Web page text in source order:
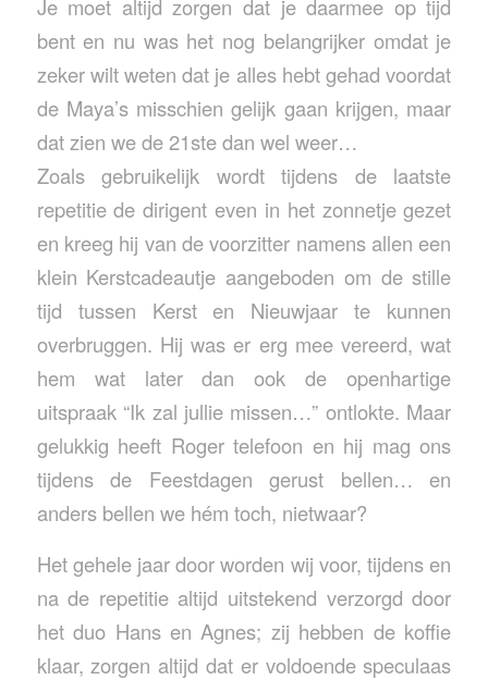
Je moet altijd zorgen dat je daarmee op tijd
bent en nu was het nog belangrijker omdat je
zeker wilt weten dat je alles hebt gehad voordat
de Maya’s misschien gelijk gaan krijgen, maar
dat zien we de 21ste dan wel weer…
Zoals gebruikelijk wordt tijdens de laatste
repetitie de dirigent even in het zonnetje gezet
en kreeg hij van de voorzitter namens allen een
klein Kerstcadeautje aangeboden om de stille
tijd tussen Kerst en Nieuwjaar te kunnen
overbruggen. Hij was er erg mee vereerd, wat
hem wat later dan ook de openhartige
uitspraak “Ik zal jullie missen…” ontlokte. Maar
gelukkig heeft Roger telefoon en hij mag ons
tijdens de Feestdagen gerust bellen… en
anders bellen we hém toch, nietwaar?
Het gehele jaar door worden wij voor, tijdens en
na de repetitie altijd uitstekend verzorgd door
het duo Hans en Agnes; zij hebben de koffie
klaar, zorgen altijd dat er voldoende speculaas